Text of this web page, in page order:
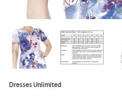
Dresses Unlimited